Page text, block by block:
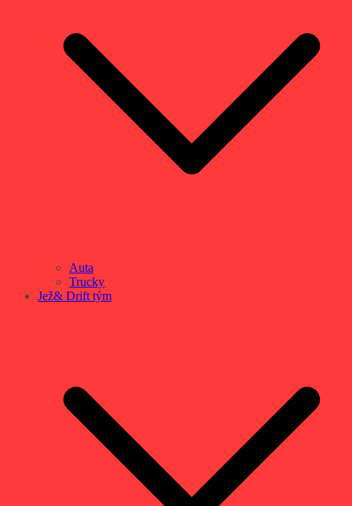
Auta
Trucky
Jež& Drift tým